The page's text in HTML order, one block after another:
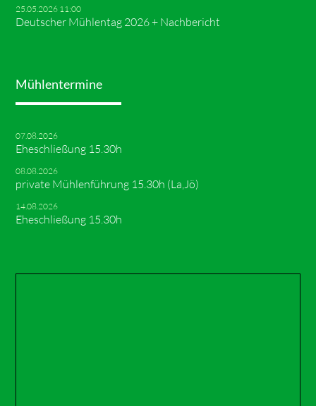
25.05.2026 11:00
Deutscher Mühlentag 2026 + Nachbericht
Mühlentermine
07.08.2026
Eheschließung 15.30h
08.08.2026
private Mühlenführung 15.30h (La,Jö)
14.08.2026
Eheschließung 15.30h